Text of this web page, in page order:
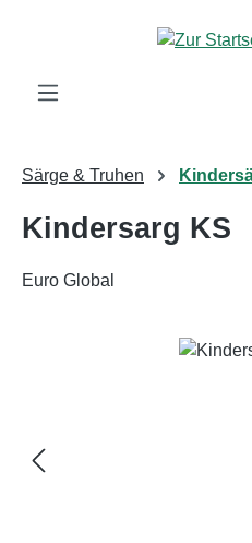
Zum Hauptinhalt springen
Särge & Truhen
Kindersarg KS
Euro Global
Bildergalerie überspringen